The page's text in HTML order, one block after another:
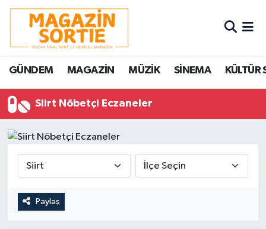
GÜNDEM MAGAZİN MÜZİK SİNEMA KÜLTÜR
Siirt Nöbetçi Eczaneler
Paylaş
Nöbetçi Eczaneler
Hava Durumu
Trafik Durumu
Süper Lig Puan Durumu ve Fikstür
Tüm Manşetler
Son Dakika Haberleri